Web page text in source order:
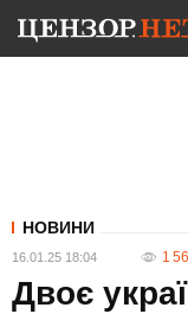
НОВИНИ
16.01.25 18:04 1
Двоє